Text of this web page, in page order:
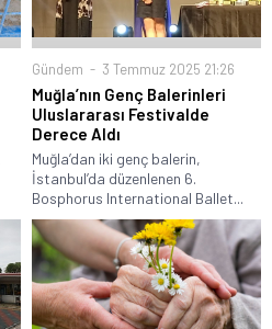
Gündem 3 Temmuz 2025 21:26
Muğla’nın Genç Balerinleri
Uluslararası Festivalde
Derece Aldı
Muğla’dan iki genç balerin,
İstanbul’da düzenlenen 6.
Bosphorus International Ballet...